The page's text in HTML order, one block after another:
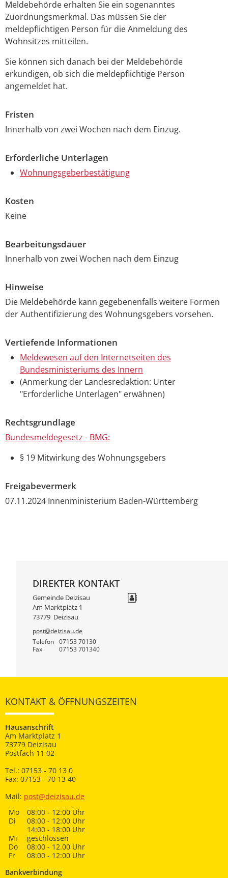
Meldebehörde erhalten Sie ein sogenanntes
Zuordnungsmerkmal. Das müssen Sie der
meldepflichtigen Person für die Anmeldung des
Wohnsitzes mitteilen.
Sie können sich danach bei der Meldebehörde
erkundigen, ob sich die meldepflichtige Person
angemeldet hat.
Fristen
Innerhalb von zwei Wochen nach dem Einzug.
Erforderliche Unterlagen
Wohnungsgeberbestätigung
Kosten
Keine
Bearbeitungsdauer
Innerhalb von zwei Wochen nach dem Einzug
Hinweise
Die Meldebehörde kann gegebenenfalls weitere Formen
der Authentifizierung des Wohnungsgebers vorsehen.
Vertiefende Informationen
Meldewesen auf den Internetseiten des
Bundesministeriums des Innern
(Anmerkung der Landesredaktion: Unter
"Erforderliche Unterlagen" erwähnen)
Rechtsgrundlage
Bundesmeldegesetz - BMG:
§ 19 Mitwirkung des Wohnungsgebers
Freigabevermerk
07.11.2024 Innenministerium Baden-Württemberg
DIREKTER KONTAKT
Gemeinde Deizisau
Am Marktplatz 1
73779 Deizisau
post@deizisau.de
Telefon
07153 70130
Fax 07153 701340
KONTAKT & ÖFFNUNGSZEITEN
Hausanschrift
Am Marktplatz 1
73779 Deizisau
Postfach 11 02
Tel.: 07153 - 70 13 0
Fax: 07153 - 70 13 40
Mail: post@deizisau.de
Mo
08:00 - 12:00 Uhr
Di
08:00 - 12:00 Uhr
14:00 - 18:00 Uhr
Mi
geschlossen
Do
08:00 - 12.00 Uhr
Fr
08:00 - 12:00 Uhr
Bankverbindung